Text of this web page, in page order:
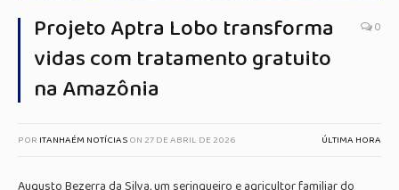
Projeto Aptra Lobo transforma
vidas com tratamento gratuito
na Amazônia
0
POR ITANHAÉM NOTÍCIASON27 DE ABRIL DE 2026 ÚLTIMA HORA